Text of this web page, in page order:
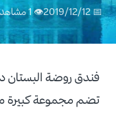
📅 2019/12/12 👁 1 مشاهدة
فندق روضة البستان
تضم مجموعة كبيرة